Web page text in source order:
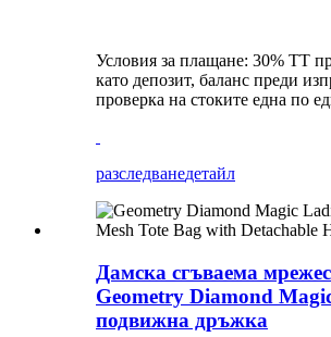
Условия за плащане: 30% TT
като депозит, баланс преди
проверка на стоките една по
разследванедетайл
Дамска сгъваема
Geometry Diamond
подвижна дръжка